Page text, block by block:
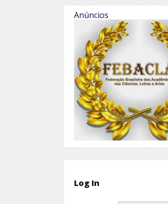
Anúncios
Log In